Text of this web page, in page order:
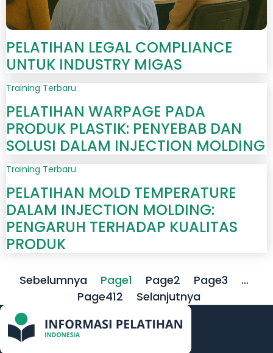
PELATIHAN LEGAL COMPLIANCE
UNTUK INDUSTRY MIGAS
Training Terbaru
PELATIHAN WARPAGE PADA
PRODUK PLASTIK: PENYEBAB DAN
SOLUSI DALAM INJECTION MOLDING
Training Terbaru
PELATIHAN MOLD TEMPERATURE
DALAM INJECTION MOLDING:
PENGARUH TERHADAP KUALITAS
PRODUK
Sebelumnya Page1 Page2 Page3
…
Page412 Selanjutnya